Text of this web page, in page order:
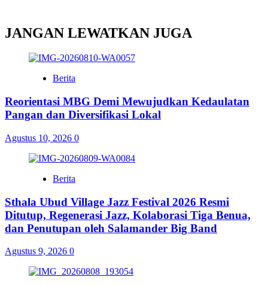
JANGAN LEWATKAN JUGA
Berita
Reorientasi MBG Demi Mewujudkan Kedaulatan
Pangan dan Diversifikasi Lokal
Agustus 10, 2026 0
Berita
Sthala Ubud Village Jazz Festival 2026 Resmi
Ditutup, Regenerasi Jazz, Kolaborasi Tiga Benua,
dan Penutupan oleh Salamander Big Band
Agustus 9, 2026 0